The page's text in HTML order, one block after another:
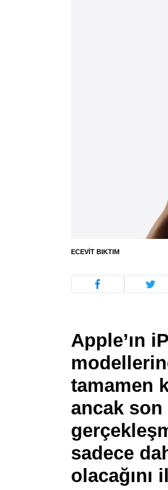
ECEVIT BIKTIM
Apple’ın
tamamen
ancak
sadece
olacağını